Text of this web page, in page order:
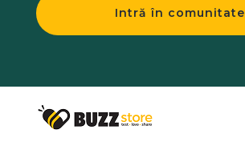
Intră în comunitate